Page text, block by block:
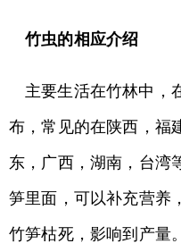
竹虫的相应介绍
主要生活在竹林中，
布，常见的在陕西，福
东，广西，湖南，台湾
笋里面，可以补充营养
竹笋枯死，影响到产量